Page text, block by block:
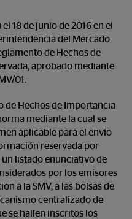
18 de junio de 2016 en el
del Mercado
de Hechos de
aprobado mediante
01.
de Hechos de Importancia
mediante la cual se
aplicable para el envío
reservada por
un listado enunciativo de
por los emisores
a la SMV, a las bolsas de
centralizado de
se hallen inscritos los